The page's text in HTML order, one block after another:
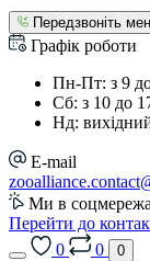
Передзвоніть
Графік роботи
Пн-Пт: з 9
Сб: з 10 до
Нд:
E-mail
Ми в
Перейти до
0
0 0